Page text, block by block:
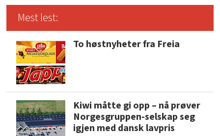
Mest lest:
To høstnyheter fra Freia
Kiwi måtte gi opp – nå prøver
Norgesgruppen-selskap seg
igjen med dansk lavpris